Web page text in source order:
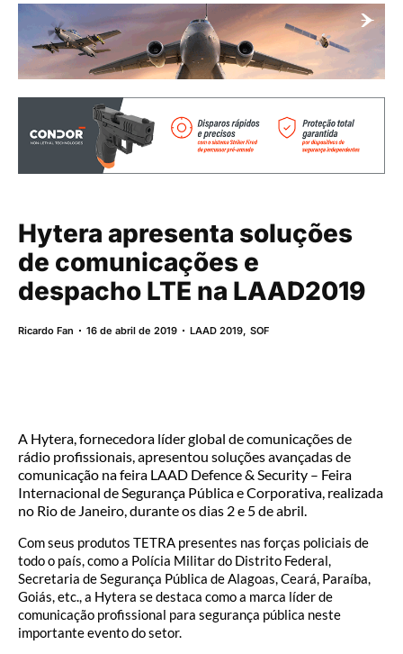
Hytera apresenta soluções
de comunicações e
despacho LTE na LAAD2019
Ricardo Fan 16 de abril de 2019 LAAD 2019,SOF
A Hytera, fornecedora líder global de comunicações de
rádio profissionais, apresentou soluções avançadas de
comunicação na feira LAAD Defence & Security – Feira
Internacional de Segurança Pública e Corporativa, realizada
no Rio de Janeiro, durante os dias 2 e 5 de abril.
Com seus produtos TETRA presentes nas forças policiais de
todo o país, como a Polícia Militar do Distrito Federal,
Secretaria de Segurança Pública de Alagoas, Ceará, Paraíba,
Goiás, etc., a Hytera se destaca como a marca líder de
comunicação profissional para segurança pública neste
importante evento do setor.